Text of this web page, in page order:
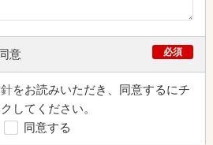
意 必須
をお読みいただき、同意するにチ
してください。
同意する